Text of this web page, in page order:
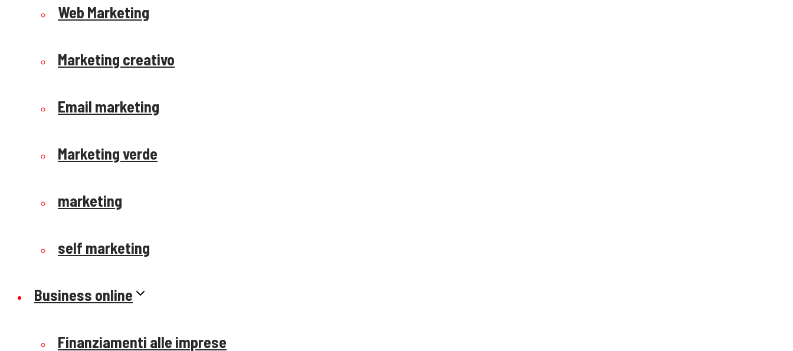
Web Marketing
Marketing creativo
Email marketing
Marketing verde
marketing
self marketing
Business online
Finanziamenti alle imprese